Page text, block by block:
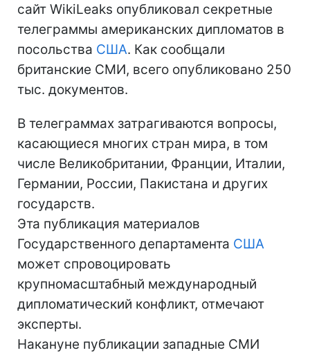
сайт WikiLeaks опубликовал секретные
телеграммы американских дипломатов в
посольства США. Как сообщали
британские СМИ, всего опубликовано 250
тыс. документов.
В телеграммах затрагиваются вопросы,
касающиеся многих стран мира, в том
числе Великобритании, Франции, Италии,
Германии, России, Пакистана и других
государств.
Эта публикация материалов
Государственного департамента США
может спровоцировать
крупномасштабный международный
дипломатический конфликт, отмечают
эксперты.
Накануне публикации западные СМИ